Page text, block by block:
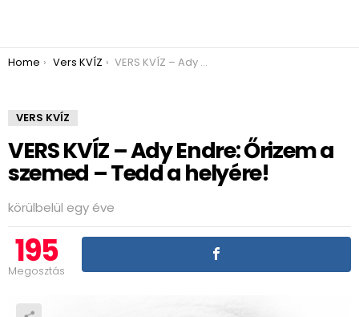
You are here:
Home Vers KVÍZ VERS KVÍZ – Ady Endre: Őrizem a szemed – Tedd a helyére!
VERS KVÍZ
VERS KVÍZ – Ady Endre: Őrizem a
szemed – Tedd a helyére!
körülbelül egy éve
195
Megosztás